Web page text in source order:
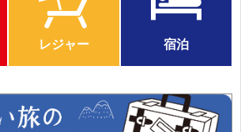
レジャー 宿泊